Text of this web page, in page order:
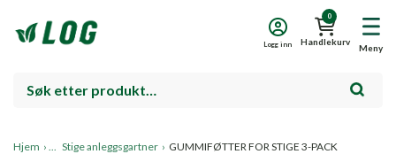
Meny
0
Handlekurv
Logg inn
Hjem › Stige anleggsgartner › GUMMIFØTTER FOR STIGE 3-PACK